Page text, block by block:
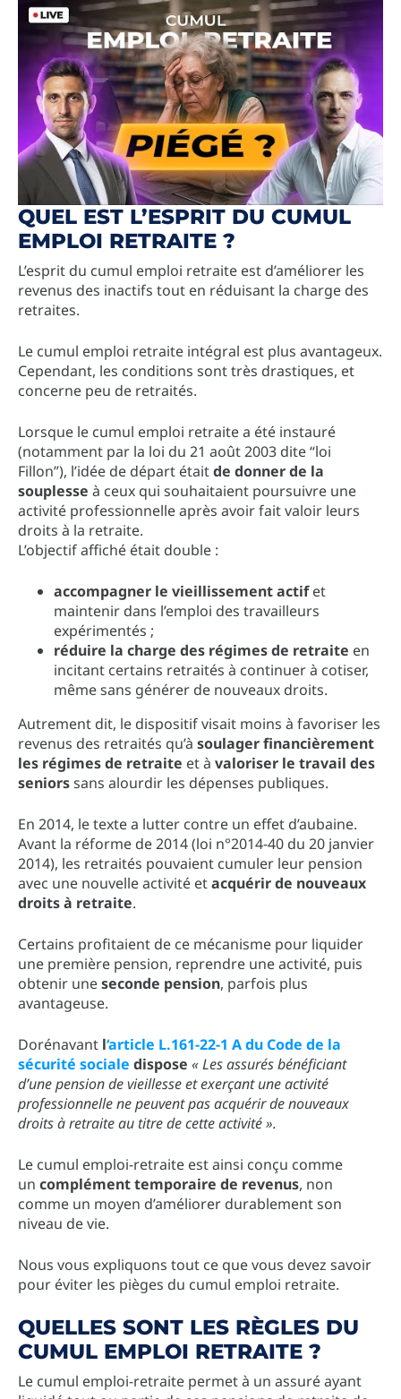
QUEL EST L’ESPRIT DU CUMUL
EMPLOI RETRAITE ?
L’esprit du cumul emploi retraite est d’améliorer les
revenus des inactifs tout en réduisant la charge des
retraites.
Le cumul emploi retraite intégral est plus avantageux.
Cependant, les conditions sont très drastiques, et
concerne peu de retraités.
Lorsque le cumul emploi retraite a été instauré
(notamment par la loi du 21 août 2003 dite “loi
Fillon”), l’idée de départ étaitde donner de la
souplesse à ceux qui souhaitaient poursuivre une
activité professionnelle après avoir fait valoir leurs
droits à la retraite.
L’objectif affiché était double :
accompagner le vieillissement actifet
maintenir dans l’emploi des travailleurs
expérimentés ;
réduire la charge des régimes de retraite en
incitant certains retraités à continuer à cotiser,
même sans générer de nouveaux droits.
Autrement dit, le dispositif visait moins à favoriser les
revenus des retraités qu’à soulager financièrement
les régimes de retraite et à valoriser le travail des
seniorssans alourdir les dépenses publiques.
En 2014, le texte a lutter contre un effet d’aubaine.
Avant la réforme de 2014 (loi n°2014-40 du 20 janvier
2014), les retraités pouvaient cumuler leur pension
avec une nouvelle activité etacquérir de nouveaux
droits à retraite.
Certains profitaient de ce mécanisme pour liquider
une première pension, reprendre une activité, puis
obtenir uneseconde pension, parfois plus
avantageuse.
Dorénavant l‘article L.161-22-1 A du Code de la
sécurité sociale dispose « Les assurés bénéficiant
d’une pension de vieillesse et exerçant une activité
professionnelle ne peuvent pas acquérir de nouveaux
droits à retraite au titre de cette activité ».
Le cumul emploi-retraite est ainsi conçu comme
un complément temporaire de revenus, non
comme un moyen d’améliorer durablement son
niveau de vie.
Nous vous expliquons tout ce que vous devez savoir
pour éviter les pièges du cumul emploi retraite.
QUELLES SONT LES RÈGLES DU
CUMUL EMPLOI RETRAITE ?
Le cumul emploi-retraite permet à un assuré ayant